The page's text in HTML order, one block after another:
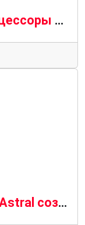
Модные графические процессоры Aorus Infinity от Gigabyte поступают на полки магазинов с огромным успехом
Владелец Nvidia RTX 5090 Astral создает инструмент для выключения ПК до того, как сгорит кабель 12 В-2×6